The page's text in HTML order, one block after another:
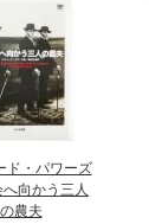
ド・パワーズ
向かう三人
の農夫